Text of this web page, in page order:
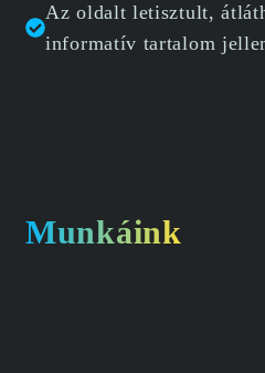
Az oldalt letisztult,
informatív tartalom
Munkáink